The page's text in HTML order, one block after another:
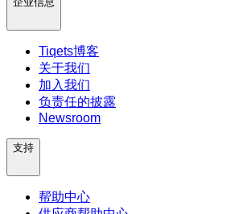
Tiqets博客
关于我们
加入我们
负责任的披露
Newsroom
支持
帮助中心